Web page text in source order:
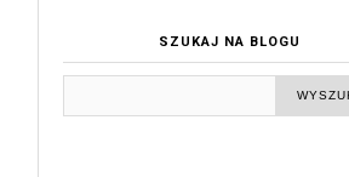
SZUKAJ NA BLOGU